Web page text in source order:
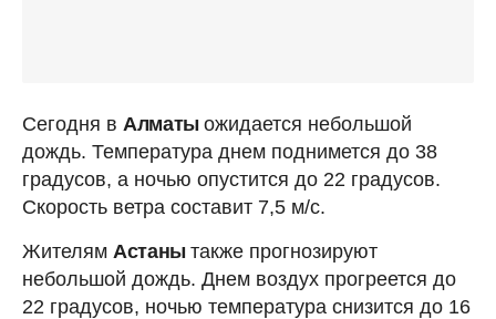
Сегодня в Алматыожидается небольшой
дождь. Температура днем поднимется до 38
градусов, а ночью опустится до 22 градусов.
Скорость ветра составит 7,5 м/с.
Жителям Астанытакже прогнозируют
небольшой дождь. Днем воздух прогреется до
22 градусов, ночью температура снизится до 16